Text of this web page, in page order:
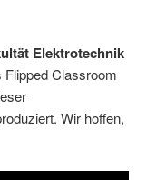
Elektrotechnik
Classroom
Wir hoffen,